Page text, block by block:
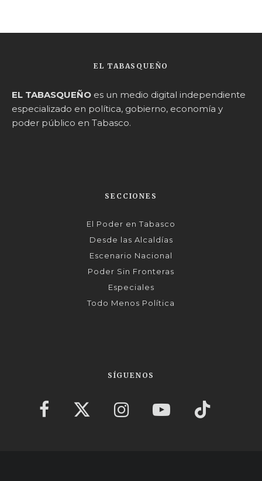
EL TABASQUEÑO
EL TABASQUEÑO es un medio digital independiente
especializado en política, gobierno, economía y
poder público en Tabasco.
SECCIONES
El Poder en Tabasco
Desde las Alcaldías
Escenario Nacional
Poder Sin Fronteras
Especiales
Todo Menos Política
SÍGUENOS